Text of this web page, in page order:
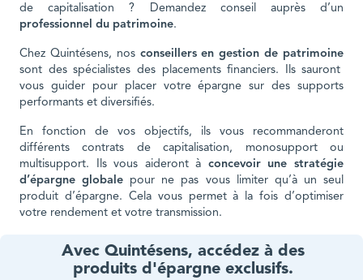
de capitalisation ? Demandez conseil auprès d’un
professionnel du patrimoine.
Chez Quintésens, nos conseillers en gestion de patrimoine
sont des spécialistes des placements financiers. Ils sauront
vous guider pour placer votre épargne sur des supports
performants et diversifiés.
En fonction de vos objectifs, ils vous recommanderont
différents contrats de capitalisation, monosupport ou
multisupport. Ils vous aideront à concevoir une stratégie
d’épargne globale pour ne pas vous limiter qu’à un seul
produit d’épargne. Cela vous permet à la fois d’optimiser
votre rendement et votre transmission.
Avec Quintésens, accédez à des
produits d'épargne exclusifs.